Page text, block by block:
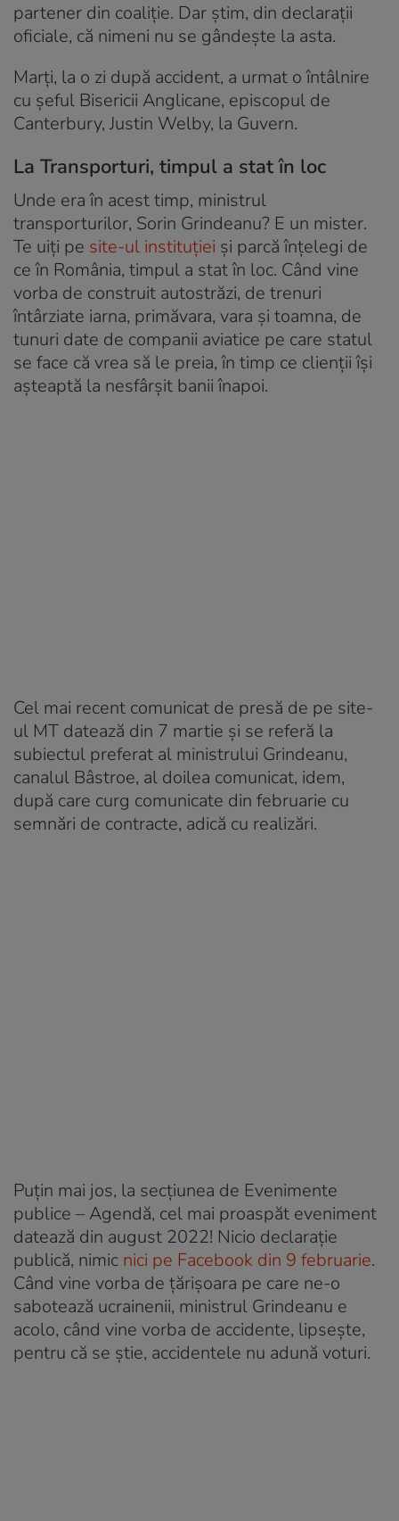
partener din coaliție. Dar știm, din declarații
oficiale, că nimeni nu se gândește la asta.
Marți, la o zi după accident, a urmat o întâlnire
cu șeful Bisericii Anglicane, episcopul de
Canterbury, Justin Welby, la Guvern.
La Transporturi, timpul a stat în loc
Unde era în acest timp, ministrul
transporturilor, Sorin Grindeanu? E un mister.
Te uiți pe site-ul instituției și parcă înțelegi de
ce în România, timpul a stat în loc. Când vine
vorba de construit autostrăzi, de trenuri
întârziate iarna, primăvara, vara și toamna, de
tunuri date de companii aviatice pe care statul
se face că vrea să le preia, în timp ce clienții își
așteaptă la nesfârșit banii înapoi.
Cel mai recent comunicat de presă de pe site-
ul MT datează din 7 martie și se referă la
subiectul preferat al ministrului Grindeanu,
canalul Bâstroe, al doilea comunicat, idem,
după care curg comunicate din februarie cu
semnări de contracte, adică cu realizări.
Puțin mai jos, la secțiunea de Evenimente
publice – Agendă, cel mai proaspăt eveniment
datează din august 2022! Nicio declarație
publică, nimic nici pe Facebook din 9 februarie.
Când vine vorba de țărișoara pe care ne-o
sabotează ucrainenii, ministrul Grindeanu e
acolo, când vine vorba de accidente, lipsește,
pentru că se știe, accidentele nu adună voturi.